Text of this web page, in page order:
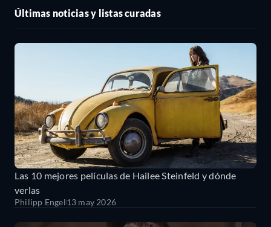
Últimas noticias y listas curadas
Las 10 mejores películas de Hailee Steinfeld y dónde
verlas
Philipp Engel13 may 2026